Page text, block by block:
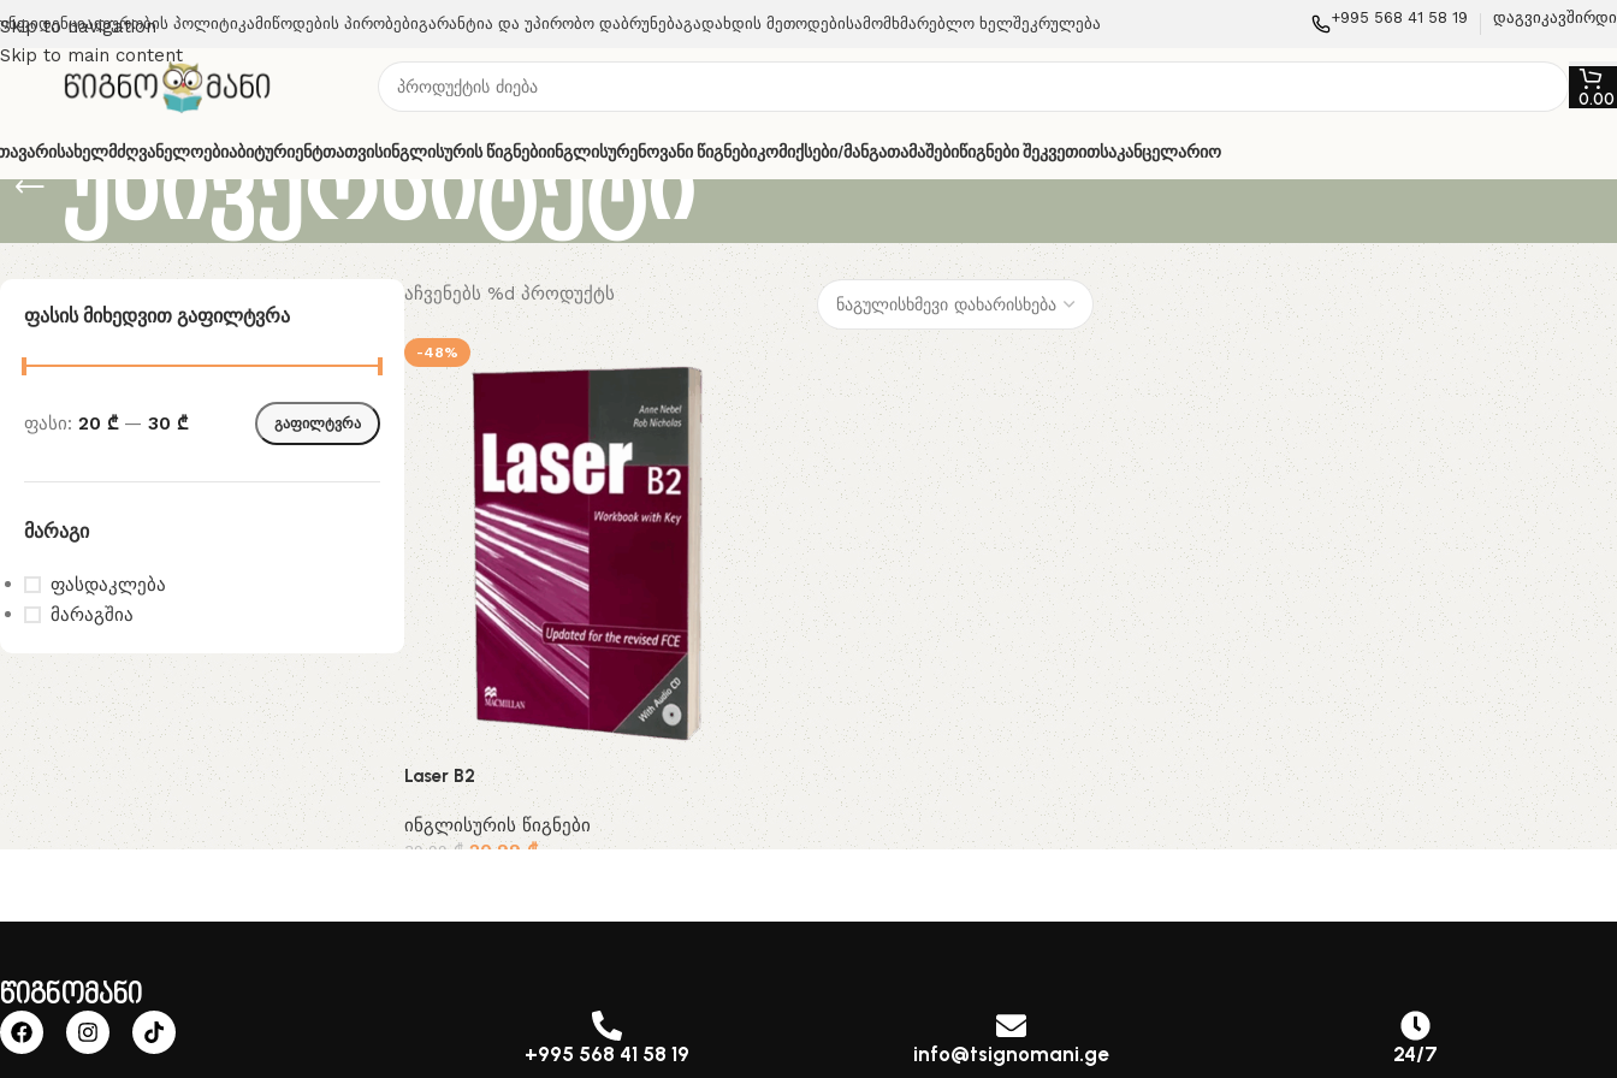
Skip to navigation
Skip to main content
ᲞოლიტიკაᲛიწოდების ᲞირობებიᲒარანტია Და Უპირობო ᲓაბრუნებაᲒადახდის ᲛეთოდებიᲡამომხმარებლო Ხელშეკრულება +995 568 41 58 19
0.00
ᲡახელმძღვანელოებიᲐბიტურიენტთათვისᲘნგლისურის ᲬიგნებიᲘნგლისურენოვანი ᲬიგნებიᲙომიქსები/მანგაᲗამაშებიᲬიგნები ᲨეკვეთითᲡაკანცელარიო
უნივერსიტეტი
Ფასის Მიხედვით Გაფილტვრა
გაფილტვრა
ფასი: 20 ₾— 30 ₾
Მარაგი
ფასდაკლება
მარაგშია
აჩვენებს %d პროდუქტს
-48%
Laser B2
ინგლისურის წიგნები
39.99₾ 20.99₾
წიგნომანი
+995 568 41 58 19 info@tsignomani.ge 24/7